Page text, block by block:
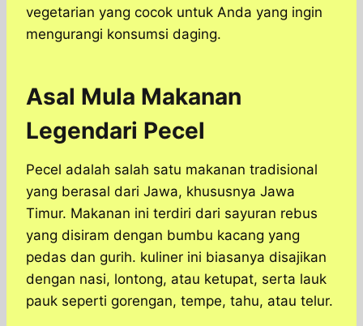
vegetarian yang cocok untuk Anda yang ingin
mengurangi konsumsi daging.
Asal Mula Makanan
Legendari Pecel
Pecel adalah salah satu makanan tradisional
yang berasal dari Jawa, khususnya Jawa
Timur. Makanan ini terdiri dari sayuran rebus
yang disiram dengan bumbu kacang yang
pedas dan gurih. kuliner ini biasanya disajikan
dengan nasi, lontong, atau ketupat, serta lauk
pauk seperti gorengan, tempe, tahu, atau telur.